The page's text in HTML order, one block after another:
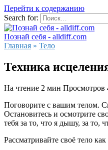
Перейти к содержанию
Search for:
Познай себя - alldiff.com
Главная » Тело
Техника
На чтение 2 мин Просмотров
Поговорите с вашим телом.
Остановитесь и осмотрите
тебя за то, что я дышу, за то,
Рассматривайте своё тело